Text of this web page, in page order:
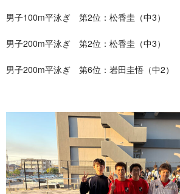
男子100m平泳ぎ 第2位：松香圭（中3）
男子200m平泳ぎ 第2位：松香圭（中3）
男子200m平泳ぎ 第6位：岩田圭悟（中2）